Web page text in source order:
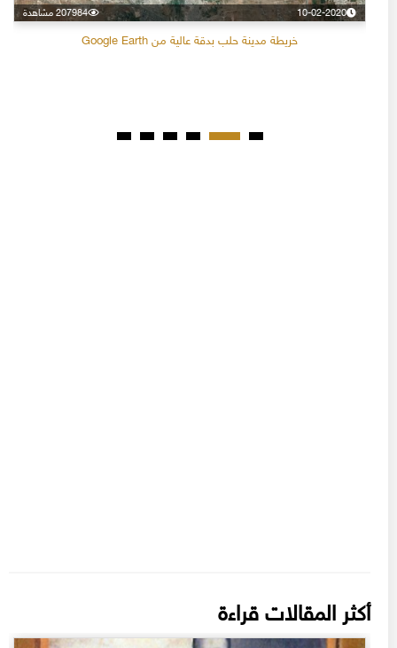
10-02-2020 207984 مشاهدة
خريطة مدينة حلب بدقة عالية من Google Earth
أكثر المقالات قراءة